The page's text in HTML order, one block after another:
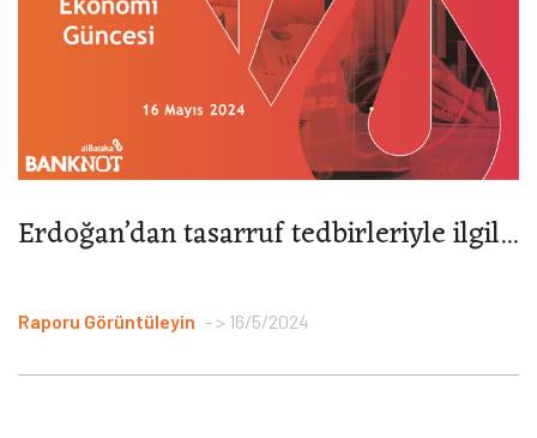
Erdoğan’dan tasarruf tedbirleriyle ilgil...
Raporu Görüntüleyin > 16/5/2024